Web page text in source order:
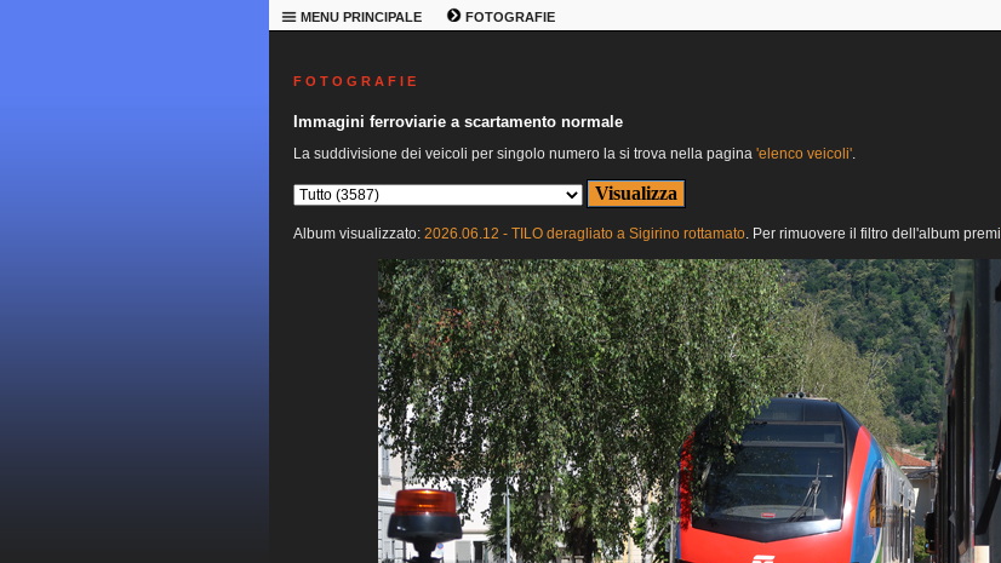
MENU PRINCIPALE FOTOGRAFIE
F O T O G R A F I E
Immagini ferroviarie a scartamento normale
La suddivisione dei veicoli per singolo numero la si trova nella pagina 'elenco veicoli'.
Album visualizzato: 2026.06.12 - TILO deragliato a Sigirino rottamato. Per rimuovere il filtro dell'album premi